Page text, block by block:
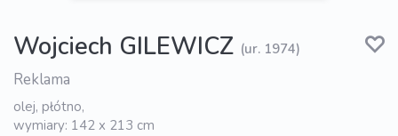
Wojciech GILEWICZ (ur. 1974)
Reklama
olej, płótno,
wymiary: 142 x 213 cm